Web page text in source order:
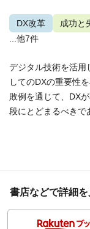
DX改革 成功と
...他7件
デジタル技術を活用
してのDXの重要性
敗例を通じて、DX
段にとどまるべきで
書店などで詳細を